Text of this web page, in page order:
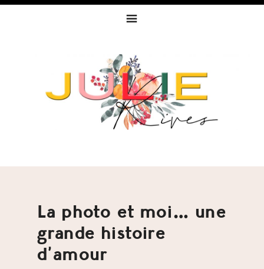
La photo et moi… une
grande histoire
d’amour